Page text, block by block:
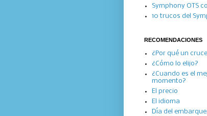
Symphony OTS
10 trucos del
RECOMENDACIONES
¿Por qué un
¿Cómo lo elijo?
¿Cuando es el
momento?
El precio
El idioma
Día del